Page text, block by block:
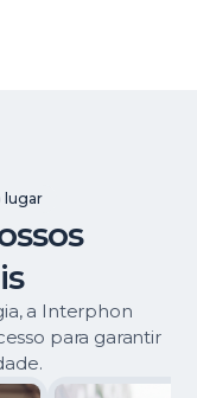
lugar
a Interphon
para garantir